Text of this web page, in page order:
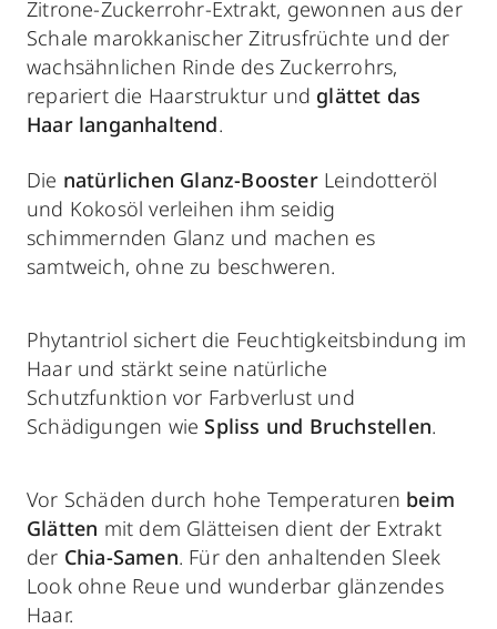
Zitrone-Zuckerrohr-Extrakt, gewonnen aus der
Schale marokkanischer Zitrusfrüchte und der
wachsähnlichen Rinde des Zuckerrohrs,
repariert die Haarstruktur und glättet das
Haar langanhaltend.
Die natürlichen Glanz-BoosterLeindotteröl
und Kokosöl verleihen ihm seidig
schimmernden Glanz und machen es
samtweich, ohne zu beschweren.
Phytantriol sichert die Feuchtigkeitsbindung im
Haar und stärkt seine natürliche
Schutzfunktion vor Farbverlust und
Schädigungen wie Spliss und Bruchstellen.
Vor Schäden durch hohe Temperaturen beim
Glätten mit dem Glätteisen dient der Extrakt
der Chia-Samen. Für den anhaltenden Sleek
Look ohne Reue und wunderbar glänzendes
Haar.